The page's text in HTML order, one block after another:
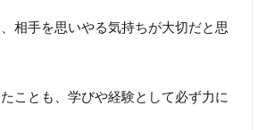
相手を思いやる気持ちが大切だと思
ことも、学びや経験として必ず力に